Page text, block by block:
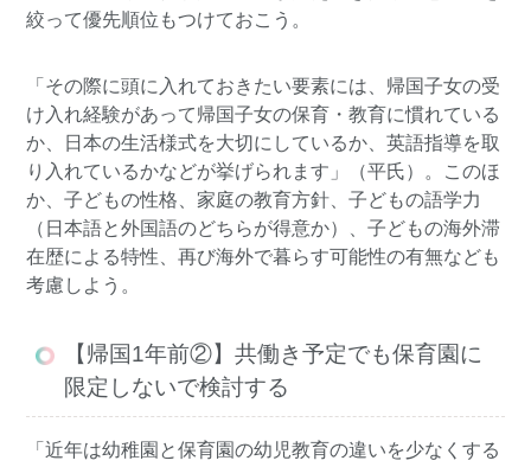
絞って優先順位もつけておこう。
「その際に頭に入れておきたい要素には、帰国子女の受
け入れ経験があって帰国子女の保育・教育に慣れている
か、日本の生活様式を大切にしているか、英語指導を取
り入れているかなどが挙げられます」（平氏）。このほ
か、子どもの性格、家庭の教育方針、子どもの語学力
（日本語と外国語のどちらが得意か）、子どもの海外滞
在歴による特性、再び海外で暮らす可能性の有無なども
考慮しよう。
【帰国1年前②】共働き予定でも保育園に
限定しないで検討する
「近年は幼稚園と保育園の幼児教育の違いを少なくする